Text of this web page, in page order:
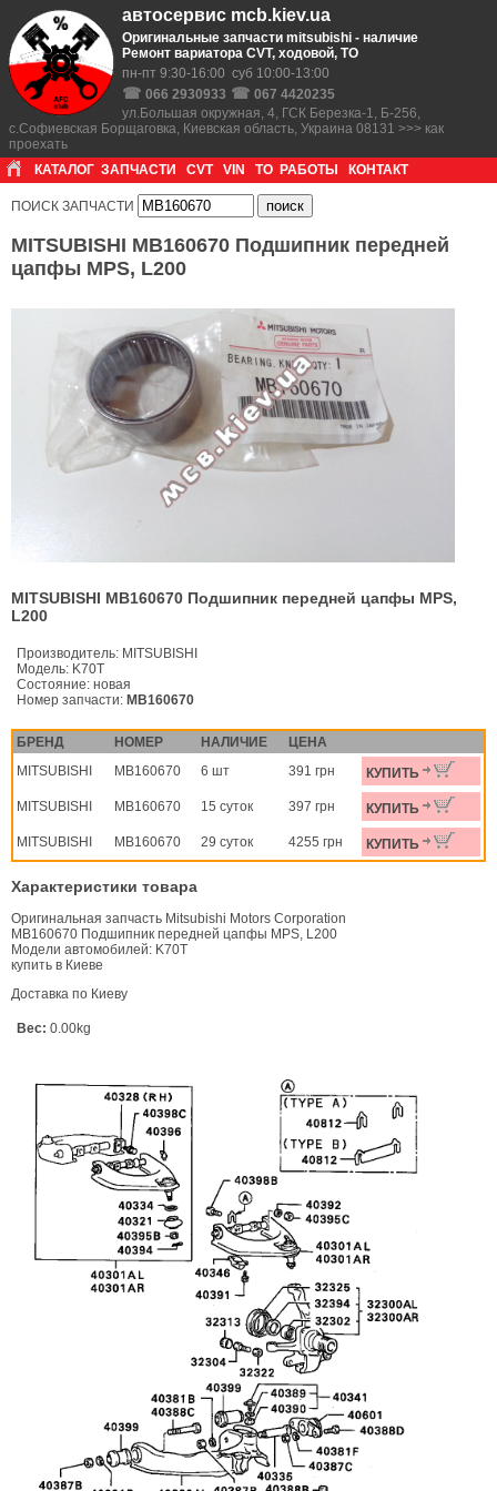
автосервис mcb.kiev.ua
Оригинальные запчасти mitsubishi - наличие
Ремонт вариатора CVT, ходовой, ТО
пн-пт 9:30-16:00 суб 10:00-13:00
☎ 066 2930933 ☎ 067 4420235
ул.Большая окружная, 4, ГСК Березка-1, Б-256,
с.Софиевская Борщаговка, Киевская область, Украина 08131 >>> как
проехать
КАТАЛОГ ЗАПЧАСТИ CVT VIN ТО РАБОТЫ КОНТАКТ
ПОИСК ЗАПЧАСТИ
MITSUBISHI MB160670 Подшипник передней
цапфы MPS, L200
MITSUBISHI MB160670 Подшипник передней цапфы MPS,
L200
Производитель: MITSUBISHI
Модель: K70T
Состояние: новая
Номер запчасти: MB160670
БРЕНД НОМЕР НАЛИЧИЕ
ЦЕНА
MITSUBISHI
MB160670 6 шт 391 грн КУПИТЬ
MITSUBISHI MB160670 15 суток 397 грн КУПИТЬ
MITSUBISHI MB160670 29 суток 4255 грн КУПИТЬ
Характеристики товара
Оригинальная запчасть Mitsubishi Motors Corporation
MB160670 Подшипник передней цапфы MPS, L200
Модели автомобилей: K70T
купить в Киеве
Доставка по Киеву
Вес: 0.00kg